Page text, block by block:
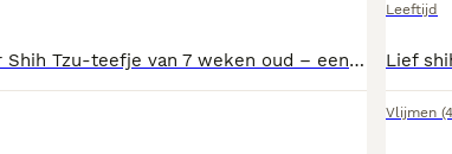
Een fantastisch, raszuiver Shih Tzu-teefje van 7 weken oud – een zeldzame vondst. Neem voor details of informatie telefonisch of via WhatsApp contact op.
Leeftijd
Vlijmen